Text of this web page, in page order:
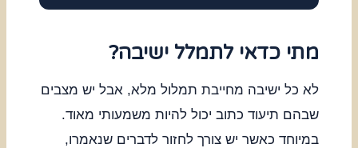
מתי כדאי לתמלל ישיבה?
לא כל ישיבה מחייבת תמלול מלא, אבל יש מצבים
שבהם תיעוד כתוב יכול להיות משמעותי מאוד.
במיוחד כאשר יש צורך לחזור לדברים שנאמרו,